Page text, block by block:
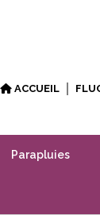
ACCUEIL
Parapluies